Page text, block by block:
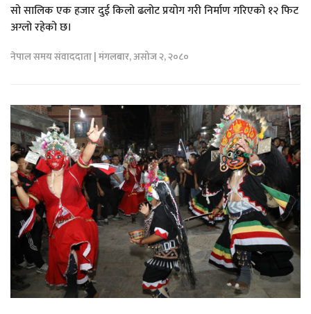
सो सालिक एक हजार दुई किलो ढलोट प्रयोग गरी निर्माण गरिएको १२ फिट
अग्लो रहेको छ।
नेपाल समय संवाददाता | मंगलबार, असोज २, २०८०